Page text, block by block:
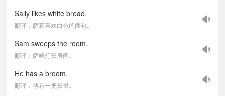
Sally likes white bread.
翻译：萨莉喜欢白色的面包。
Sam sweeps the room.
翻译：萨姆打扫房间。
He has a broom.
翻译：他有一把扫帚。